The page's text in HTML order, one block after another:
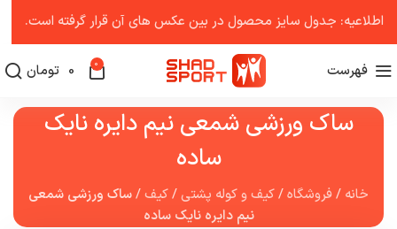
فهرست 0
0 تومان
ساک ورزشی شمعی نیم دایره نایک
ساده
خانه /فروشگاه/کیف و کوله پشتی/کیف/ساک ورزشی شمعی
نیم دایره نایک ساده
اطلاعیه: جدول سایز محصول در بین عکس ‌های آن قرار گرفته است.